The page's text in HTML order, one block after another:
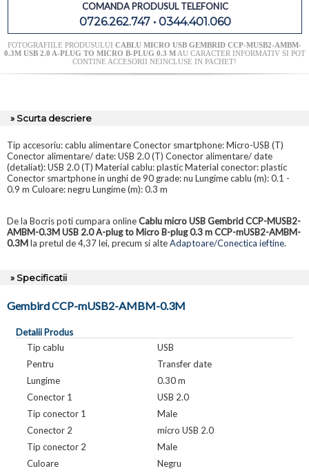
COMANDA PRODUSUL TELEFONIC
0726.262.747 • 0344.401.060
FOTOGRAFIILE PRODUSULUI CABLU MICRO USB GEMBRID CCP-MUSB2-AMBM-
0.3M USB 2.0 A-PLUG TO MICRO B-PLUG 0.3 MAU CARACTER INFORMATIV SI POT
CONTINE ACCESORII NEINCLUSE IN PACHET!
» Scurta descriere
Tip accesoriu: cablu alimentare Conector smartphone: Micro-USB (T)
Conector alimentare/ date: USB 2.0 (T) Conector alimentare/ date
(detaliat): USB 2.0 (T) Material cablu: plastic Material conector: plastic
Conector smartphone in unghi de 90 grade: nu Lungime cablu (m): 0.1 -
0.9 m Culoare: negru Lungime (m): 0.3 m
De la Bocris poti cumpara onlineCablu micro USB Gembrid CCP-MUSB2-
AMBM-0.3M USB 2.0 A-plug to Micro B-plug 0.3 m CCP-mUSB2-AMBM-
0.3Mla pretul de 4,37 lei, precum si alteAdaptoare/Conectica ieftine.
» Specificatii
Gembird CCP-mUSB2-AMBM-0.3M
Detalii Produs
Tip cablu
USB
Pentru
Transfer date
Lungime
0.30 m
Conector 1
USB 2.0
Tip conector 1
Male
Conector 2
micro USB 2.0
Tip conector 2
Male
Culoare
Negru